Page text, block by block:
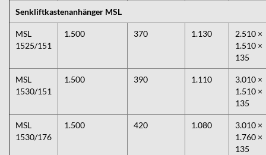
Senkliftkastenanhänger MSL
MSL
1525/151
1.500 370 1.130
2.510 ×
1.510 ×
135
MSL
1530/151
1.500 390 1.110
3.010 ×
1.510 ×
135
MSL
1530/176
1.500 420 1.080
3.010 ×
1.760 ×
135